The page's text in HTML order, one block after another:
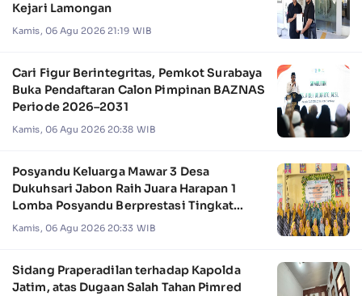
Kejari Lamongan
Kamis, 06 Agu 2026 21:19 WIB
Cari Figur Berintegritas, Pemkot Surabaya
Buka Pendaftaran Calon Pimpinan BAZNAS
Periode 2026–2031
Kamis, 06 Agu 2026 20:38 WIB
Posyandu Keluarga Mawar 3 Desa
Dukuhsari Jabon Raih Juara Harapan 1
Lomba Posyandu Berprestasi Tingkat
Jawa Timur 2026
Kamis, 06 Agu 2026 20:33 WIB
Sidang Praperadilan terhadap Kapolda
Jatim, atas Dugaan Salah Tahan Pimred